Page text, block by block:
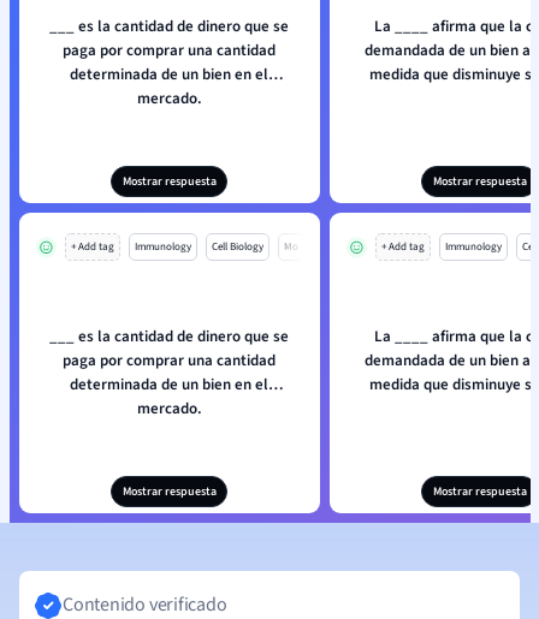
___ es la cantidad de dinero que se
paga por comprar una cantidad
determinada de un bien en el
mercado.
Mostrar respuesta
La ____ afirma que la
demandada de un bien
medida que disminuye
Mostrar respuesta
+ Add tag Immunology Cell Biology Mo
___ es la cantidad de dinero que se
paga por comprar una cantidad
determinada de un bien en el
mercado.
Mostrar respuesta
+ Add tag Immunology
La ____ afirma que la
demandada de un bien
medida que disminuye
Mostrar respuesta
Contenido verificado